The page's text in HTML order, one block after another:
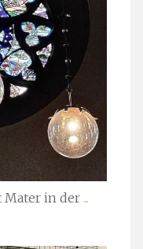
Mater in der...